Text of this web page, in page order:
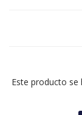
Este producto se